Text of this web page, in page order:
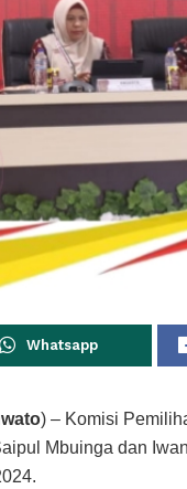
Whatsapp
) – Komisi
Mbuinga dan